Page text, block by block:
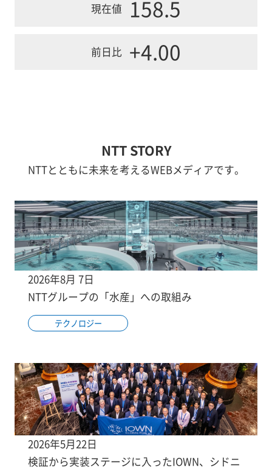
現在値 158.5
前日比 +4.00
NTT STORY
NTTとともに未来を考えるWEBメディアです。
2026年8月 7日
NTTグループの「水産」への取組み
テクノロジー
2026年5月22日
検証から実装ステージに入ったIOWN、シドニ